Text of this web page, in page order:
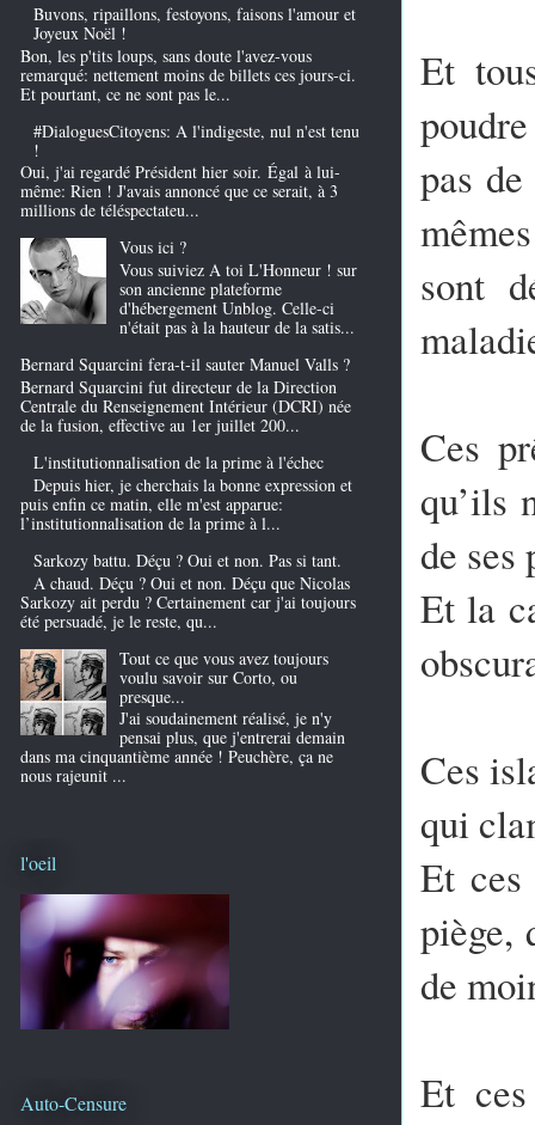
Et
pas
sont
Ces
qu’ils
de ses
Et la
Ces
qui
Et
piège,
de
Et
Buvons, ripaillons, festoyons, faisons l'amour et
Joyeux Noël !
Bon, les p'tits loups, sans doute l'avez-vous
remarqué: nettement moins de billets ces jours-ci.
Et pourtant, ce ne sont pas le...
#DialoguesCitoyens: A l'indigeste, nul n'est tenu
!
Oui, j'ai regardé Président hier soir. Égal à lui-
même: Rien ! J'avais annoncé que ce serait, à 3
millions de téléspectateu...
Vous ici ?
Vous suiviez A toi L'Honneur ! sur
son ancienne plateforme
d'hébergement Unblog. Celle-ci
n'était pas à la hauteur de la satis...
Bernard Squarcini fera-t-il sauter Manuel Valls ?
Bernard Squarcini fut directeur de la Direction
Centrale du Renseignement Intérieur (DCRI) née
de la fusion, effective au 1er juillet 200...
L'institutionnalisation de la prime à l'échec
Depuis hier, je cherchais la bonne expression et
puis enfin ce matin, elle m'est apparue:
l’institutionnalisation de la prime à l...
Sarkozy battu. Déçu ? Oui et non. Pas si tant.
A chaud. Déçu ? Oui et non. Déçu que Nicolas
Sarkozy ait perdu ? Certainement car j'ai toujours
été persuadé, je le reste, qu...
Tout ce que vous avez toujours
voulu savoir sur Corto, ou
presque...
J'ai soudainement réalisé, je n'y
pensai plus, que j'entrerai demain
dans ma cinquantième année ! Peuchère, ça ne
nous rajeunit ...
l'oeil
Auto-Censure